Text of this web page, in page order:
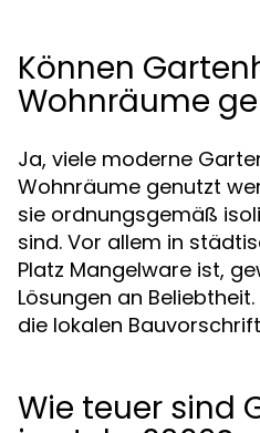
Können
Wohnräume
Ja, viele moderne
Wohnräume genutzt
sie ordnungsgemäß
sind. Vor allem in
Platz Mangelware ist,
Lösungen an
die lokalen
Wie teuer sind